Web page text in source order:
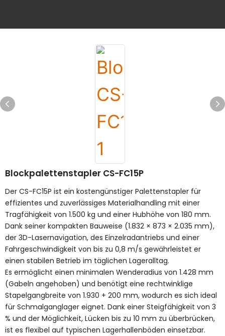
Blockpalettenstapler CS-FC15P
Der CS-FC15P ist ein kostengünstiger Palettenstapler für
effizientes und zuverlässiges Materialhandling mit einer
Tragfähigkeit von 1.500 kg und einer Hubhöhe von 180 mm.
Dank seiner kompakten Bauweise (1.832 × 873 × 2.035 mm),
der 3D-Lasernavigation, des Einzelradantriebs und einer
Fahrgeschwindigkeit von bis zu 0,8 m/s gewährleistet er
einen stabilen Betrieb im täglichen Lageralltag.
Es ermöglicht einen minimalen Wenderadius von 1.428 mm
(Gabeln angehoben) und benötigt eine rechtwinklige
Stapelgangbreite von 1.930 + 200 mm, wodurch es sich ideal
für Schmalganglager eignet. Dank einer Steigfähigkeit von 3
% und der Möglichkeit, Lücken bis zu 10 mm zu überbrücken,
ist es flexibel auf typischen Lagerhallenböden einsetzbar.